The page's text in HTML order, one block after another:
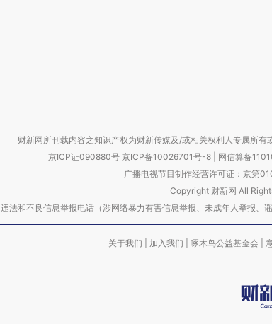
财新网所刊载内容之知识产权为财新传媒及/或相关权利人专属所
京ICP证090880号 京ICP备10026701号-8 网信算备
广播电视节目制作经营许可证：京第
Copyright 财新网 All
违法和不良信息举报电话（涉网络暴力有害信息举报、未成年人举
关于我们 加入我们 啄木鸟公益基金会